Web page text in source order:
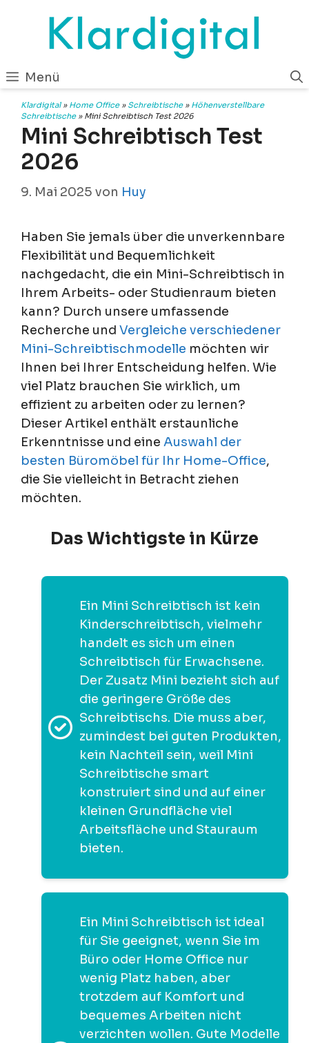
springen
Menü
Klardigital» Home Office» Schreibtische» Höhenverstellbare
Schreibtische» Mini Schreibtisch Test 2026
Mini Schreibtisch Test
2026
9. Mai 2025 von Huy
Haben Sie jemals über die unverkennbare
Flexibilität und Bequemlichkeit
nachgedacht, die ein Mini-Schreibtisch in
Ihrem Arbeits- oder Studienraum bieten
kann? Durch unsere umfassende
Recherche und Vergleiche verschiedener
Mini-Schreibtischmodelle möchten wir
Ihnen bei Ihrer Entscheidung helfen. Wie
viel Platz brauchen Sie wirklich, um
effizient zu arbeiten oder zu lernen?
Dieser Artikel enthält erstaunliche
Erkenntnisse und eine Auswahl der
besten Büromöbel für Ihr Home-Office,
die Sie vielleicht in Betracht ziehen
möchten.
Das Wichtigste in Kürze
Ein Mini Schreibtisch ist kein
Kinderschreibtisch, vielmehr
handelt es sich um einen
Schreibtisch für Erwachsene.
Der Zusatz Mini bezieht sich auf
die geringere Größe des
Schreibtischs. Die muss aber,
zumindest bei guten Produkten,
kein Nachteil sein, weil Mini
Schreibtische smart
konstruiert sind und auf einer
kleinen Grundfläche viel
Arbeitsfläche und Stauraum
bieten.
Ein Mini Schreibtisch ist ideal
für Sie geeignet, wenn Sie im
Büro oder Home Office nur
wenig Platz haben, aber
trotzdem auf Komfort und
bequemes Arbeiten nicht
verzichten wollen. Gute Modelle